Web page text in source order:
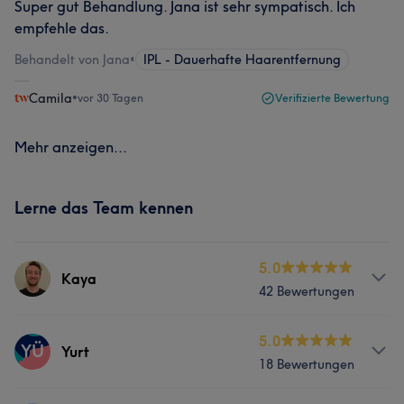
Super gut Behandlung. Jana ist sehr sympatisch. Ich
empfehle das.
Behandelt von Jana• IPL - Dauerhafte Haarentfernung
Camila•vor 30 Tagen Verifizierte Bewertung
Mehr anzeigen...
Lerne das Team kennen
Kaya
5.0
42 Bewertungen
Services
YÜ Yurt
5.0
18 Bewertungen